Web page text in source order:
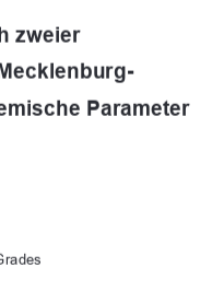
zweier
Parameter